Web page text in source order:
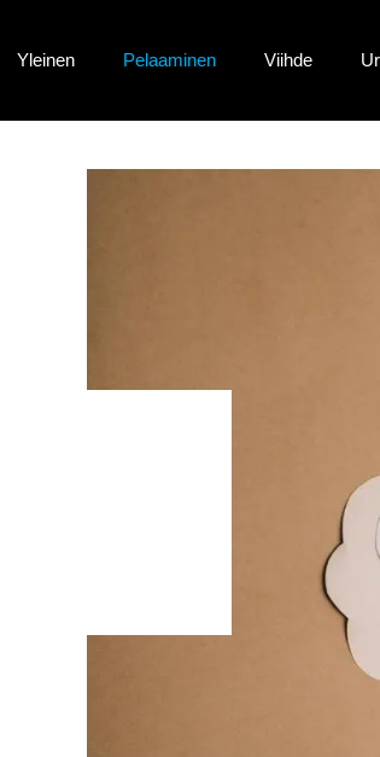
Yleinen Pelaaminen Viihde